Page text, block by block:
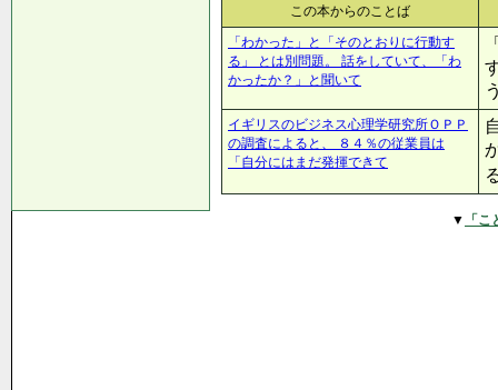
この本からのことば
「わかった」と「そのとおりに行動す
る」 とは別問題。 話をしていて、「わ
かったか？」と聞いて
イギリスのビジネス心理学研究所ＯＰＰ
の調査によると、 ８４％の従業員は
「自分にはまだ発揮できて
▼ 「